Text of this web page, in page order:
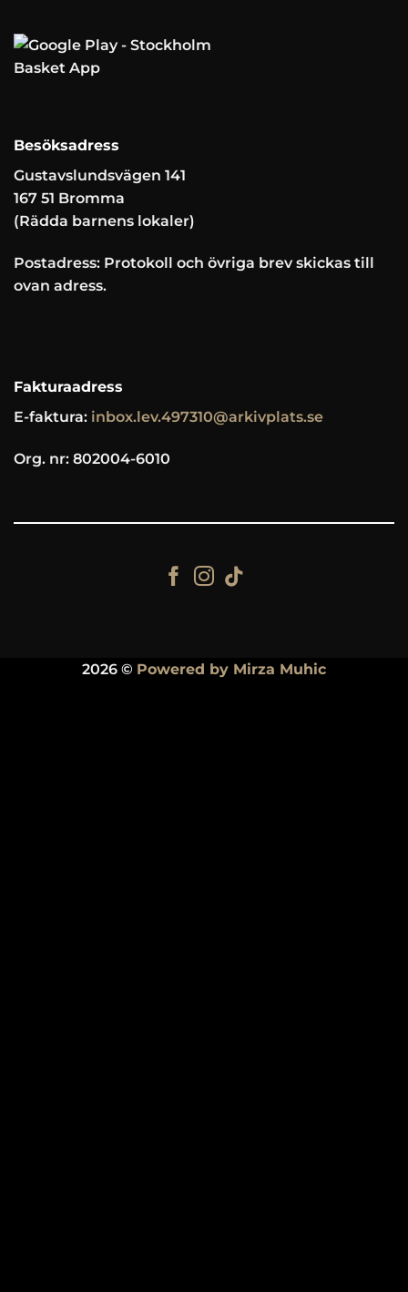
Besöksadress
Gustavslundsvägen 141
167 51 Bromma
(Rädda barnens lokaler)
Postadress: Protokoll och övriga brev skickas till
ovan adress.
Fakturaadress
E-faktura: inbox.lev.497310@arkivplats.se
Org. nr: 802004-6010
2026 © Powered by Mirza Muhic